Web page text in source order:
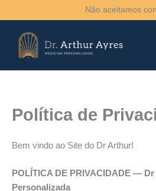
para
conteúdo
Não aceitamos
Política de
Bem vindo ao Site do Dr Arthur!
POLÍTICA DE PRIVACIDADE —
Personalizada